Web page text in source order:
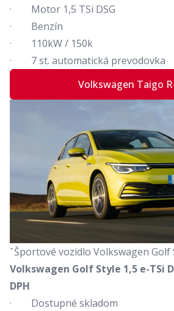
· Motor 1,5 TSi DSG
· Benzín
· 110kW / 150k
· 7 st. automatická prevodovka
Volkswagen Taigo
ˇŠportové vozidlo Volkswagen Golf
Volkswagen Golf Style 1,5 e-TSi
DPH
· Dostupné skladom